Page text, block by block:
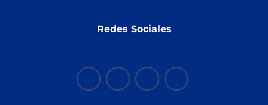
Redes Sociales